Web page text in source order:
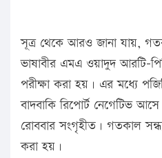
সূত্র থেকে আরও জানা যায়,
ভাষাবীর এমএ ওয়াদুদ আরটি-
পরীক্ষা করা হয়। এর মধ্যে
বাদবাকি রিপোর্ট নেগেটিভ
রোববার সংগৃহীত। গতকাল
করা হয়।